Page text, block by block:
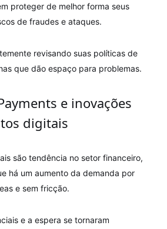
proteger de melhor forma seus
de fraudes e ataques.
revisando suas políticas de
que dão espaço para problemas.
e inovações
digitais
são tendência no setor financeiro,
há um aumento da demanda por
e sem fricção.
e a espera se tornaram